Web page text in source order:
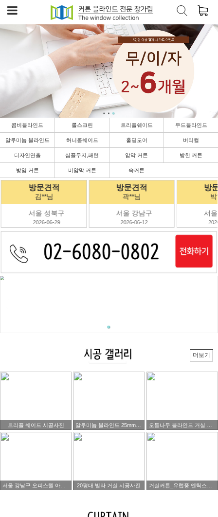
콤비블라인드 롤스크린 트리플쉐이드 우드블라인드
알루미늄 블라인드 허니콤쉐이드 홀딩도어 버티컬
디자인연출 심플무지,패턴 암막 커튼 방한 커튼
방염 커튼 비암막 커튼 속커튼
방문견적
곽**님
서울 강남구
2026-06-12
방문견적
박**님
서울 강남구
2026-06-10
방
경
더보기
트리플 쉐이드 시공사진
20평대 빌라 거실 시공사진